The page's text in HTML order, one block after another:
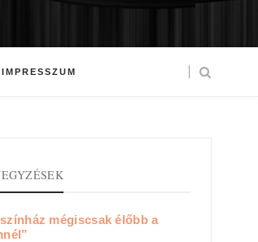
IMPRESSZUM
mégiscsak élőbb a